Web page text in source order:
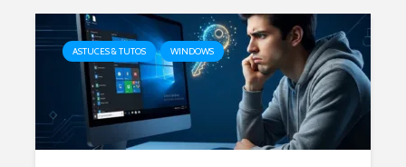
ASTUCES & TUTOS WINDOWS